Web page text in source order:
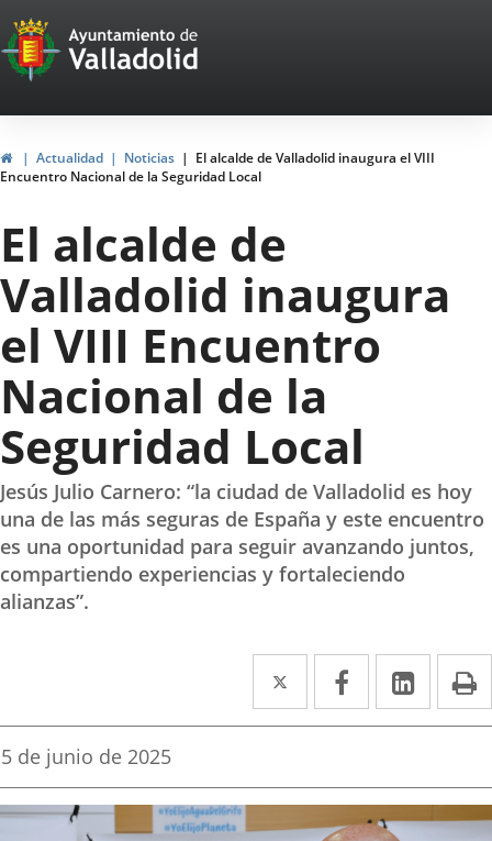
Portal
Web
del
Ayuntamiento
de
Valladolid
InicioActualidad Noticias
El alcalde de Valladolid inaugura el VIII
Encuentro Nacional de la Seguridad Local
El alcalde de
Valladolid inaugura
el VIII Encuentro
Nacional de la
Seguridad Local
Jesús Julio Carnero: “la ciudad de Valladolid es hoy
una de las más seguras de España y este encuentro
es una oportunidad para seguir avanzando juntos,
compartiendo experiencias y fortaleciendo
alianzas”.
Twitter
Enlace
a
aplicación
externa.
Facebook
Enlace
a
aplicación
externa.
Enlace
a
Fecha
la
noticia
5 de junio de 2025